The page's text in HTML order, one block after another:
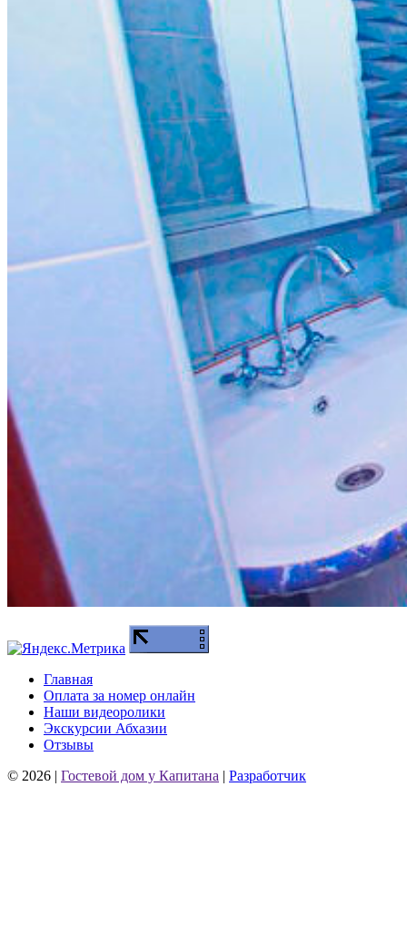
Главная
Оплата за номер онлайн
Наши видеоролики
Экскурсии Абхазии
Отзывы
© 2026 | Гостевой дом у Капитана | Разработчик